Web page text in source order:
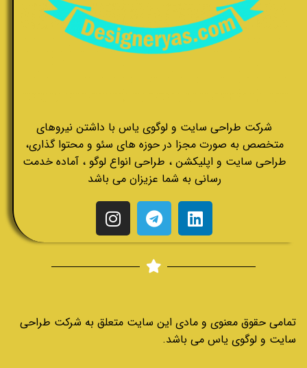
شرکت طراحی سایت و لوگوی یاس با داشتن نیروهای
متخصص به صورت مجزا در حوزه های سئو و محتوا گذاری،
طراحی سایت و اپلیکشن ، طراحی انواع لوگو ، آماده خدمت
رسانی به شما عزیزان می باشد
تمامی حقوق معنوی و مادی این سایت متعلق به شرکت طراحی
سایت و لوگوی یاس می باشد.